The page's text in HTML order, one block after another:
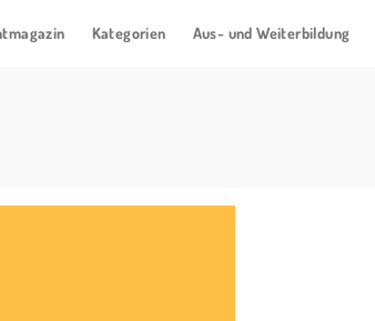
Kategorien Aus- und Weiterbildung